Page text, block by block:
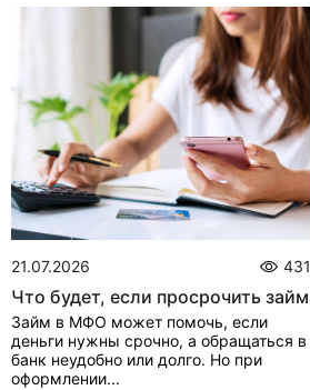
21.07.2026 431
Что будет, если просрочить займ
Займ в МФО может помочь, если
деньги нужны срочно, а обращаться в
банк неудобно или долго. Но при
оформлении...